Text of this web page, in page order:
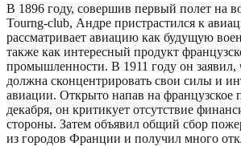
В 1896 году, совершив первый полет на
Tourng-club, Андре пристрастился к
рассматривает авиацию как будущую
также как интересный продукт
промышленности. В 1911 году он
должна сконцентрировать свои силы и
авиации. Открыто напав на французское
декабря, он критикует отсутствие
стороны. Затем объявил общий сбор
из городов Франции и получил много